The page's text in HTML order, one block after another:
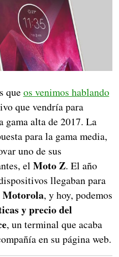
que os venimos hablando
que vendría para
gama alta de 2017. La
para la gama media,
uno de sus
el Moto Z. El año
llegaban para
Motorola, y hoy, podemos
y precio del
, un terminal que acaba
en su página web.